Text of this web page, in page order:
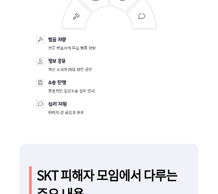
SKT 피해자 모임에서 다루는